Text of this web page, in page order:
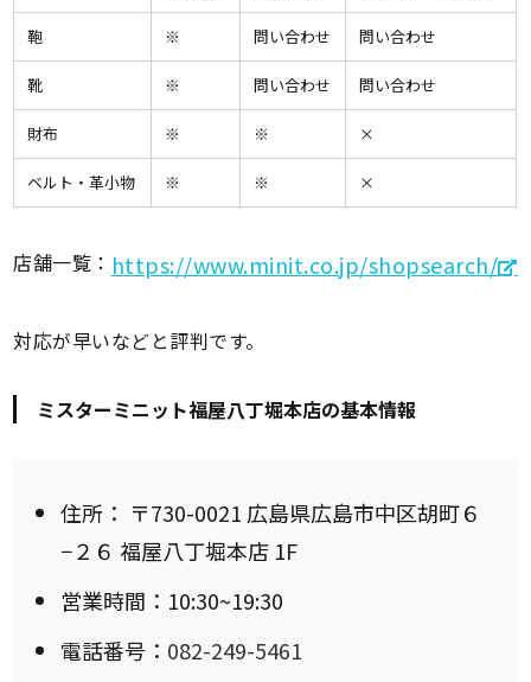
鞄 ※ 問い合わせ 問い合わせ
靴 ※ 問い合わせ 問い合わせ
財布 ※ ※ ×
ベルト・革小物 ※ ※ ×
店舗一覧： https://www.minit.co.jp/shopsearch/
対応が早いなどと評判です。
ミスターミニット福屋八丁堀本店の基本情報
住所： 〒730-0021 広島県広島市中区胡町６
−２６ 福屋八丁堀本店 1F
営業時間：10:30~19:30
電話番号： 082-249-5461